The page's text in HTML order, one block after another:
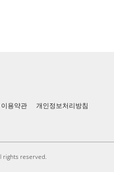
이용약관 개인정보처리방침
rights reserved.